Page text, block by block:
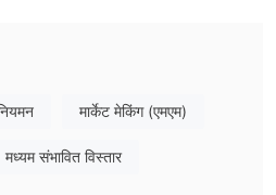
सेवा एजेंसी (FSA) द्वारा जारी एक सिक्योरिटीज
陸 वित्तीय ब्यूरो निदेशक (किंशो) नंबर 12।
हूँ?
मार्केट मेकिंग (एमएम)
मध्यम संभावित विस्तार